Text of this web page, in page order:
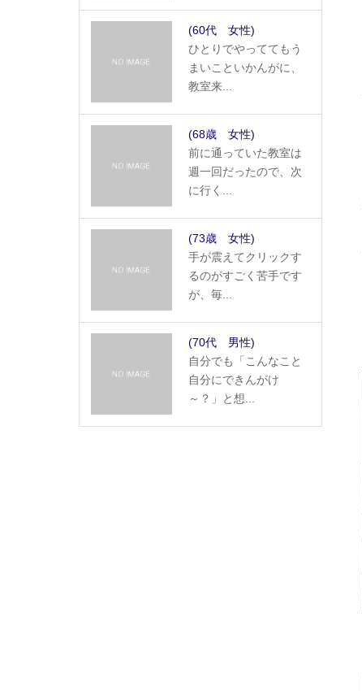
(60代 女性)
ひとりでやっててもう
まいこといかんがに、
教室来...
(68歳 女性)
前に通っていた教室は
週一回だったので、次
に行く...
(73歳 女性)
手が震えてクリックす
るのがすごく苦手です
が、毎...
(70代 男性)
自分でも「こんなこと
自分にできんがけ
～？」と想...